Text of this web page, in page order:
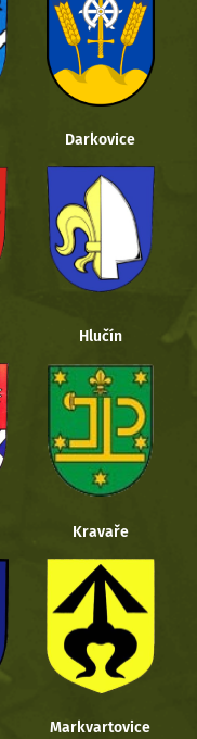
Darkovice
Hlučín
Kravaře
Markvartovice